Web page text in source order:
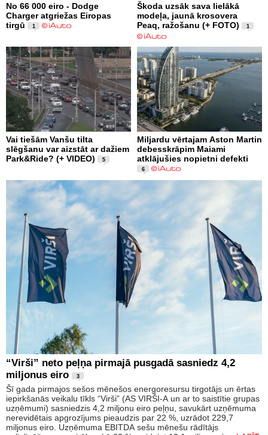
No 66 000 eiro - Dodge
Charger atgriežas Eiropas
tirgū
1
Škoda uzsāk sava lielākā
modeļa, jaunā krosovera
Peaq, ražošanu (+ FOTO)
1
Vai tiešām Vanšu tilta
slēgšanu var aizstāt ar dažiem
Park&Ride? (+ VIDEO)
5
Miljardu vērtajam Aston Martin
debesskrāpim Maiami
atklājušies nopietni defekti
6
“Virši” neto peļņa pirmajā pusgadā sasniedz 4,2
miljonus eiro
3
Šī gada pirmajos sešos mēnešos energoresursu tirgotājs un ērtas
iepirkšanās veikalu tīkls “Virši” (AS VIRŠI-A un ar to saistītie grupas
uzņēmumi) sasniedzis 4,2 miljonu eiro peļņu, savukārt uzņēmuma
nerevidētais apgrozījums pieaudzis par 22 %, uzrādot 229,7
miljonus eiro. Uzņēmuma EBITDA sešu mēnešu rādītājs